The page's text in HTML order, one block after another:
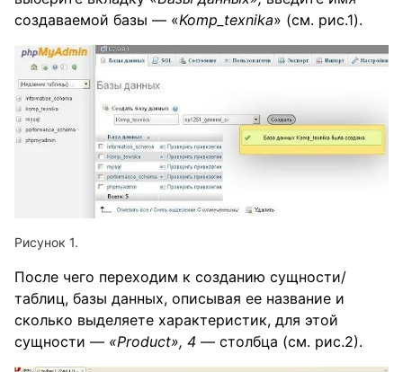
создаваемой базы — «Komp_ texnika» (см. рис.1).
После чего переходим к созданию сущности/
таблиц, базы данных, описывая ее название и
сколько выделяете характеристик, для этой
сущности — «Product», 4 — столбца (см. рис.2).